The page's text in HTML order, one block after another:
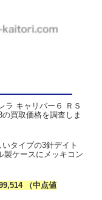
ラ キャリバー６ ＲＳ
買取価格を調査しま
タイプの3針デイト
製ケースにメッキコン
（中点値